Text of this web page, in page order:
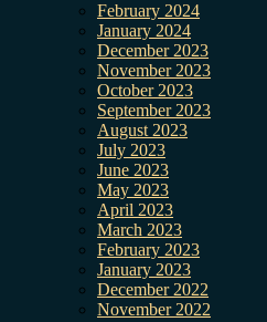
February 2024
January 2024
December 2023
November 2023
October 2023
September 2023
August 2023
July 2023
June 2023
May 2023
April 2023
March 2023
February 2023
January 2023
December 2022
November 2022